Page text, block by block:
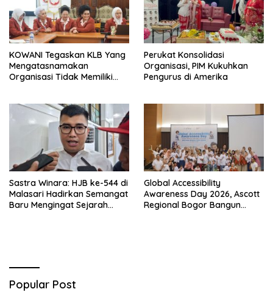
KOWANI Tegaskan KLB Yang
Mengatasnamakan
Organisasi Tidak Memiliki
Perukat Konsolidasi
Organisasi, PIM Kukuhkan
Pengurus di Amerika
Sastra Winara: HJB ke-544 di
Malasari Hadirkan Semangat
Baru Mengingat Sejarah
Global Accessibility
Awareness Day 2026, Ascott
Regional Bogor Bangun
Popular Post